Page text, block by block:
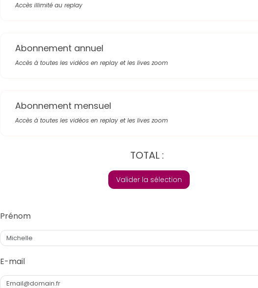
Accès illimité au replay
Abonnement annuel
Accès à toutes les vidéos en replay et les lives zoom
Abonnement mensuel
Accès à toutes les vidéos en replay et les lives zoom
TOTAL :
Valider la sélection
Prénom
E-mail